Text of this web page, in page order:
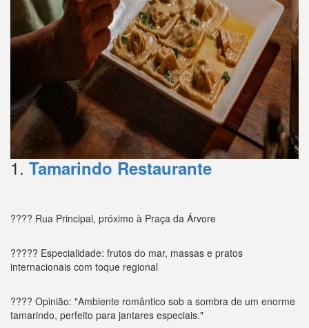
1. Tamarindo Restaurante
???? Rua Principal, próximo à Praça da Árvore
????? Especialidade: frutos do mar, massas e pratos
internacionais com toque regional
???? Opinião: "Ambiente romântico sob a sombra de um enorme
tamarindo, perfeito para jantares especiais."